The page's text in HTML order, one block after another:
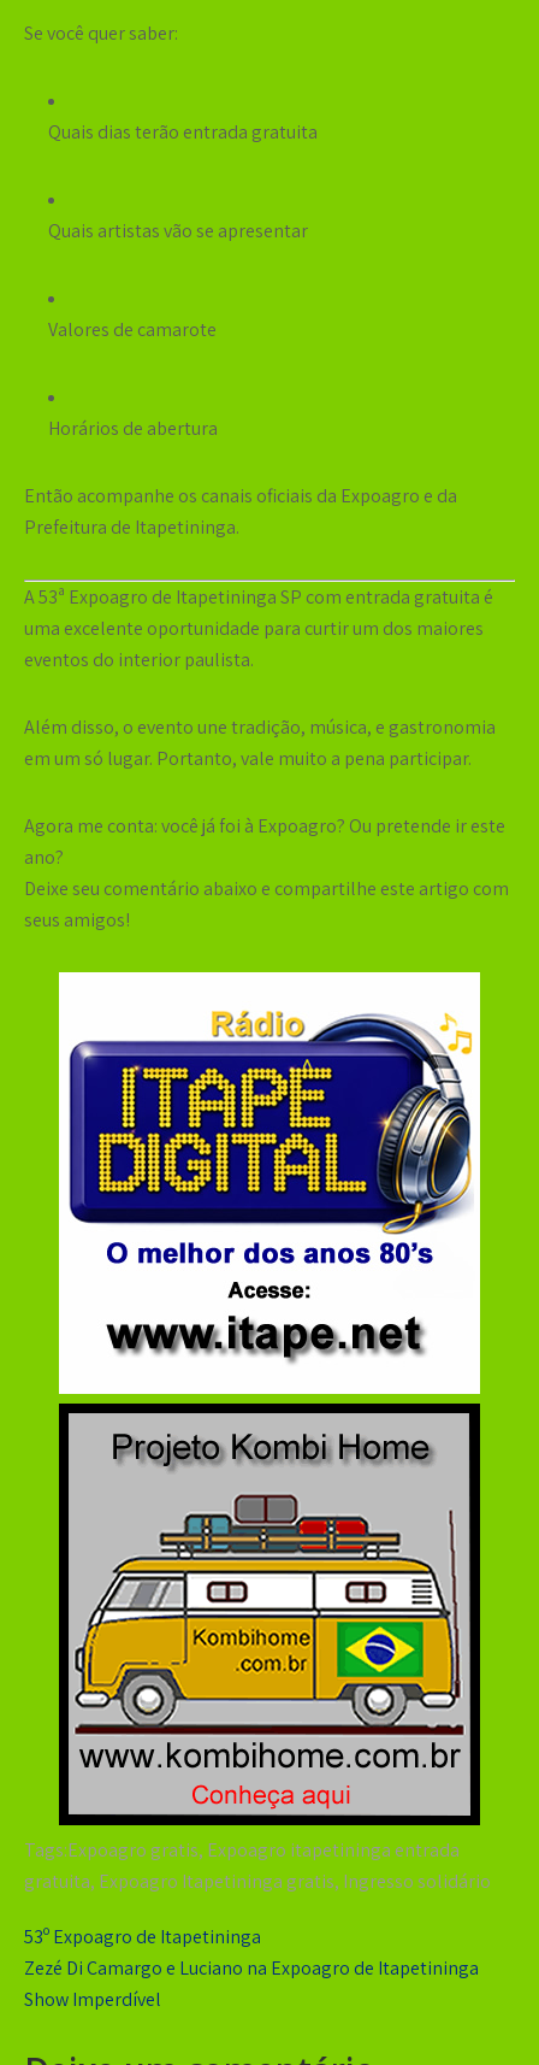
Se você quer saber:
Quais dias terão entrada gratuita
Quais artistas vão se apresentar
Valores de camarote
Horários de abertura
Então acompanhe os canais oficiais da Expoagro e da
Prefeitura de Itapetininga.
A53ª Expoagro de Itapetininga SP com entrada gratuita é
uma excelente oportunidade para curtir um dos maiores
eventos do interior paulista.
Além disso, o evento une tradição, música, e gastronomia
em um só lugar. Portanto, vale muito a pena participar.
Agora me conta: você já foi à Expoagro? Ou pretende ir este
ano?
Deixe seu comentário abaixo e compartilhe este artigo com
seus amigos!
Tags:Expoagro gratis, Expoagro itapetininga entrada
gratuita, Expoagro Itapetininga gratis, Ingresso solidário
Navegação
de
Post
53º Expoagro de Itapetininga
Zezé Di Camargo e Luciano na Expoagro de Itapetininga
Show Imperdível